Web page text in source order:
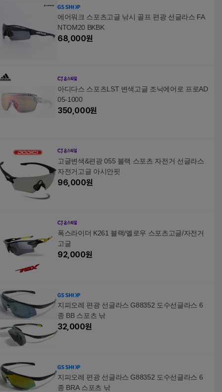
에어워크 스포츠고글 낚시 골프 편광 선글라스 FA
NTOM20 BKBK
68,000원
아디다스 스포츠LST 변색고글 조닉에어로 프로AD
05-1000
350,000원
고글변색&편광 055 블랙 스포츠 자전거 선글라스
자전거고글 아시안핏
96,000원
폭스라이더 K261 블랙/옐로우 스포츠고글/자전거
고글
92,000원
지피오레 편광 선글라스 G88352 도수선글라스 6
종 BB 스포츠 낚
32,000원
지피오레 편광 선글라스 G88352 도수선글라스 6
종 BRA 스포츠 낚